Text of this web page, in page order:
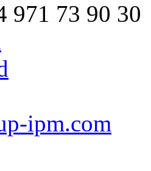
971 73 90 30
ipm.com